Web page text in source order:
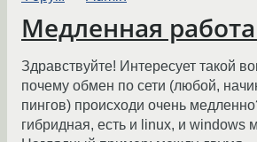
Медленная
Здравствуйте! Интересует такой
почему обмен по сети (любой,
пингов) происходи очень
гибридная, есть и linux, и windows